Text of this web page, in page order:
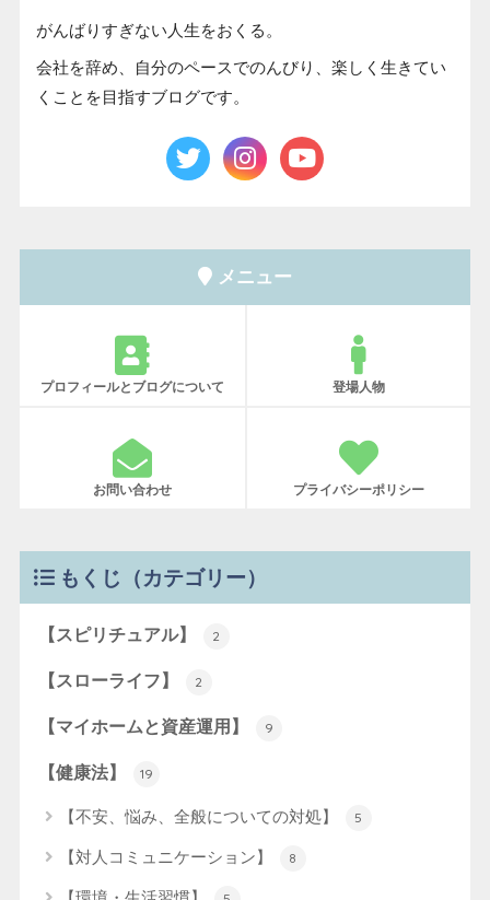
がんばりすぎない人生をおくる。
会社を辞め、自分のペースでのんびり、楽しく生きてい
くことを目指すブログです。
メニュー
プロフィールとブログについて 登場人物
お問い合わせ プライバシーポリシー
もくじ（カテゴリー）
【スピリチュアル】 2
【スローライフ】 2
【マイホームと資産運用】 9
【健康法】 19
【不安、悩み、全般についての対処】 5
【対人コミュニケーション】 8